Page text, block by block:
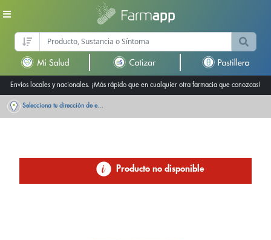
Envíos locales y nacionales. ¡Más rápido que en cualquier otra farmacia que conozcas!
Selecciona tu dirección de entrega
Producto no disponible